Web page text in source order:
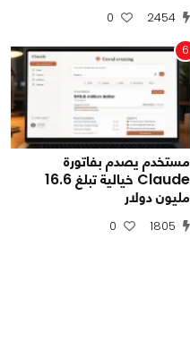
2454
0
6
مستخدم يصدم بفاتورة
Claude خيالية تبلغ 16.6
مليون دولار
1805
0